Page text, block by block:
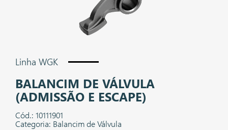
Linha WGK
BALANCIM DE VÁLVULA
(ADMISSÃO E ESCAPE)
Cód.: 10111901
Categoria: Balancim de Válvula